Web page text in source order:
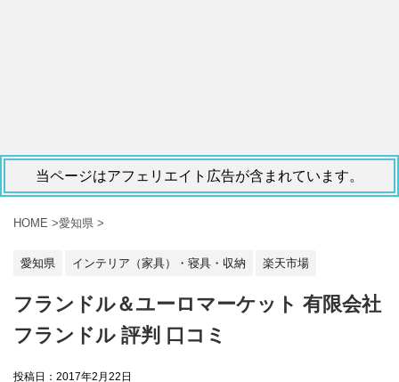
当ページはアフェリエイト広告が含まれています。
HOME >愛知県 >
愛知県 インテリア（家具）・寝具・収納 楽天市場
フランドル＆ユーロマーケット 有限会社
フランドル 評判 口コミ
投稿日： 2017年2月22日